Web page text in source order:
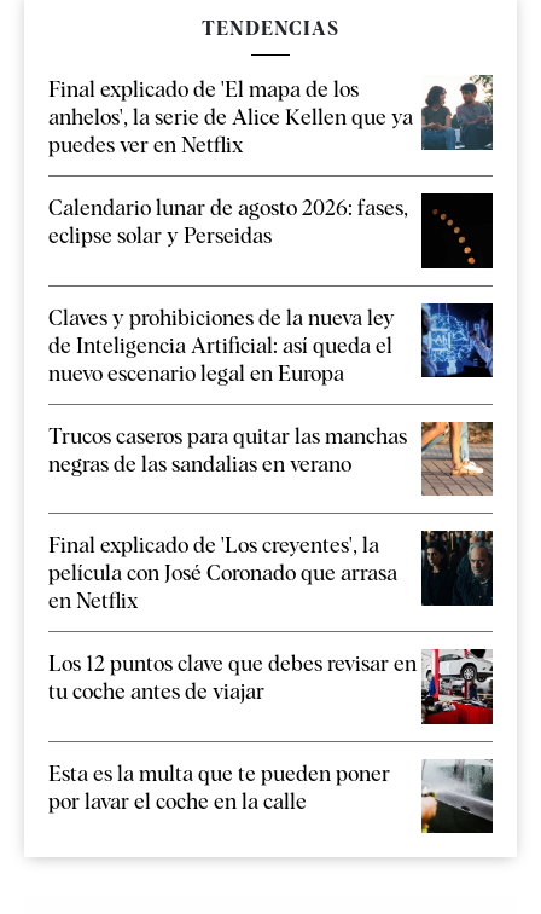
TENDENCIAS
Final explicado de 'El mapa de los
anhelos', la serie de Alice Kellen que ya
puedes ver en Netflix
Calendario lunar de agosto 2026: fases,
eclipse solar y Perseidas
Claves y prohibiciones de la nueva ley
de Inteligencia Artificial: así queda el
nuevo escenario legal en Europa
Trucos caseros para quitar las manchas
negras de las sandalias en verano
Final explicado de 'Los creyentes', la
película con José Coronado que arrasa
en Netflix
Los 12 puntos clave que debes revisar en
tu coche antes de viajar
Esta es la multa que te pueden poner
por lavar el coche en la calle